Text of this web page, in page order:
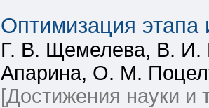
Оптимизация
Г. В. Щемелева, В. И.
Апарина, О. М.
[Достижения науки и